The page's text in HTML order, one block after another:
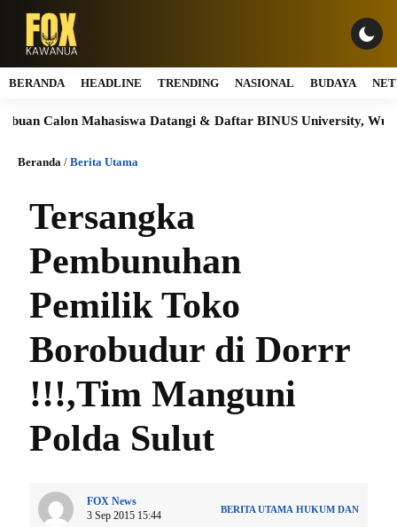
BERANDA HEADLINE TRENDING NASIONAL BUDAYA
Mahasiswa Datangi & Daftar BINUS University, Wujudkan
Beranda / Berita Utama
Tersangka
Pembunuhan
Pemilik Toko
Borobudur di Dorrr
!!!,Tim Manguni
Polda Sulut
FOX News
3 Sep 2015 15:44
BERITA UTAMA HUKUM DAN